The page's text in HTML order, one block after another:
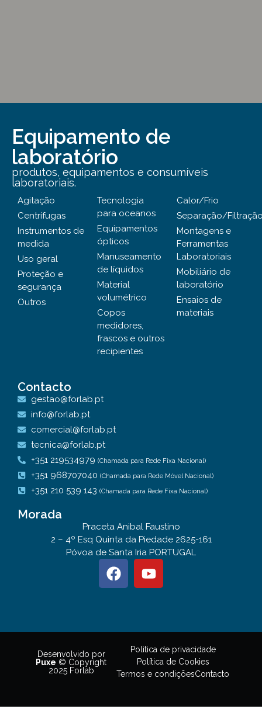
Equipamento de
laboratório
produtos, equipamentos e consumíveis
laboratoriais.
Agitação
Centrífugas
Instrumentos de
medida
Uso geral
Proteção e
segurança
Outros
Tecnologia
para oceanos
Equipamentos
ópticos
Manuseamento
de líquidos
Material
volumétrico
Copos
medidores,
frascos e outros
recipientes
Calor/Frio
Separação/
Montagens e
Ferramentas
Laboratoriais
Mobiliário de
laboratório
Ensaios de
materiais
Contacto
gestao@forlab.pt
info@forlab.pt
comercial@forlab.pt
tecnica@forlab.pt
+351 219534979 (Chamada para Rede Fixa Nacional)
+351 968707040 (Chamada para Rede Móvel Nacional)
+351 210 539 143 (Chamada para Rede Fixa Nacional)
Morada
Praceta Anibal Faustino
2 – 4º Esq Quinta da Piedade 2625-161
Póvoa de Santa Iria PORTUGAL
Desenvolvido por
Puxe © Copyright
2025 Forlab
Politica de privacidade
Política de Cookies
Termos e condiçõesContacto